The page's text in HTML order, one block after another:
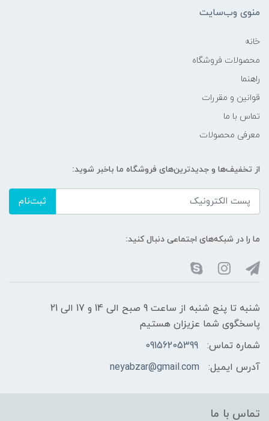
منوی وب‌سایت
خانه
محصولات فروشگاه
راهنما
قوانین و مقررات
تماس با ما
معرفی محصولات
از تخفیف‌ها و جدیدترین‌های فروشگاه ما باخبر شوید:
ثبت‌نام
ما را در شبکه‌های اجتماعی دنبال کنید:
شنبه تا پنج شنبه از ساعت 9 صبح الی 14 و 17 الی 21
پاسخگوی شما عزیزان هستیم
شماره تماس:
09156205399
آدرس ایمیل:
neyabzar@gmail.com
تماس با ما